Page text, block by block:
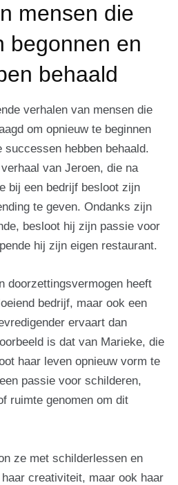
mensen die
begonnen en
behaald
verhalen van mensen die
om opnieuw te beginnen
hebben behaald.
van Jeroen, die na
bij een bedrijf besloot zijn
te geven. Ondanks zijn
besloot hij zijn passie voor
hij zijn eigen restaurant.
doorzettingsvermogen heeft
bedrijf, maar ook een
ervaart dan
is dat van Marieke, die
haar leven opnieuw vorm te
passie voor schilderen,
ruimte genomen om dit
ze met schilderlessen en
creativiteit, maar ook haar